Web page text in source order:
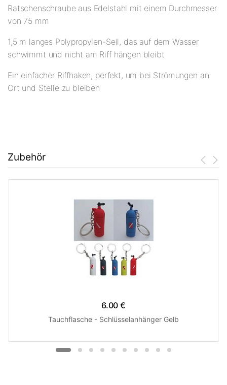
Ratschenschraube aus Edelstahl mit einem Durchmesser
von 75 mm
1,5 m langes Polypropylen-Seil, das auf dem Wasser
schwimmt und nicht am Riff hängen bleibt
Ein einfacher Riffhaken, perfekt, um bei Strömungen an
Ort und Stelle zu bleiben
Zubehör
6.00 €
Tauchflasche - Schlüsselanhänger Gelb